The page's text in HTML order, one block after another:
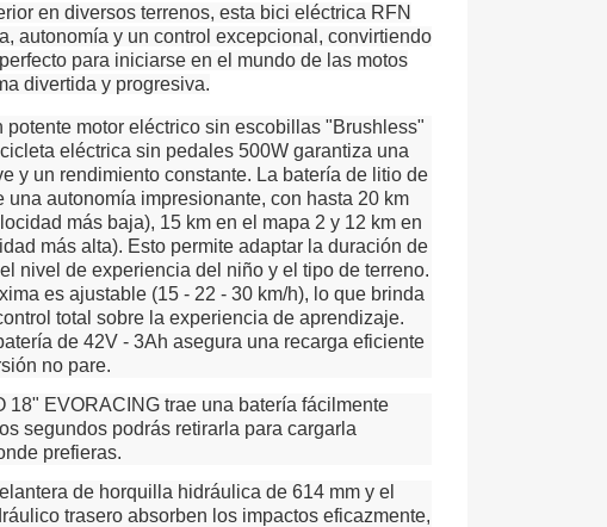
en diversos terrenos, esta bici eléctrica RFN
autonomía y un control excepcional, convirtiendo
para iniciarse en el mundo de las motos
divertida y progresiva.
potente motor eléctrico sin escobillas "Brushless"
eléctrica sin pedales 500W garantiza una
y un rendimiento constante. La batería de litio de
una autonomía impresionante, con hasta 20 km
más baja), 15 km en el mapa 2 y 12 km en
más alta). Esto permite adaptar la duración de
nivel de experiencia del niño y el tipo de terreno.
es ajustable (15 - 22 - 30 km/h), lo que brinda
total sobre la experiencia de aprendizaje.
de 42V - 3Ah asegura una recarga eficiente
no pare.
18" EVORACING trae una batería fácilmente
segundos podrás retirarla para cargarla
prefieras.
de horquilla hidráulica de 614 mm y el
trasero absorben los impactos eficazmente,